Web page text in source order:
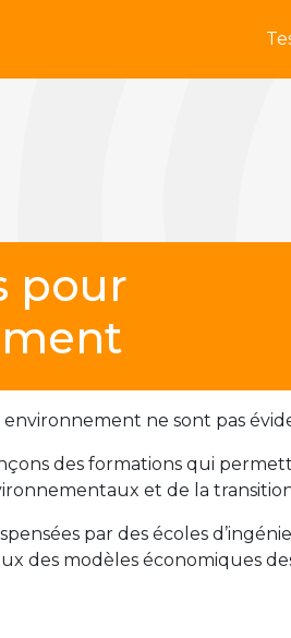
pour
ne sont pas
des formations qui
et de la
par des écoles
des modèles économiques